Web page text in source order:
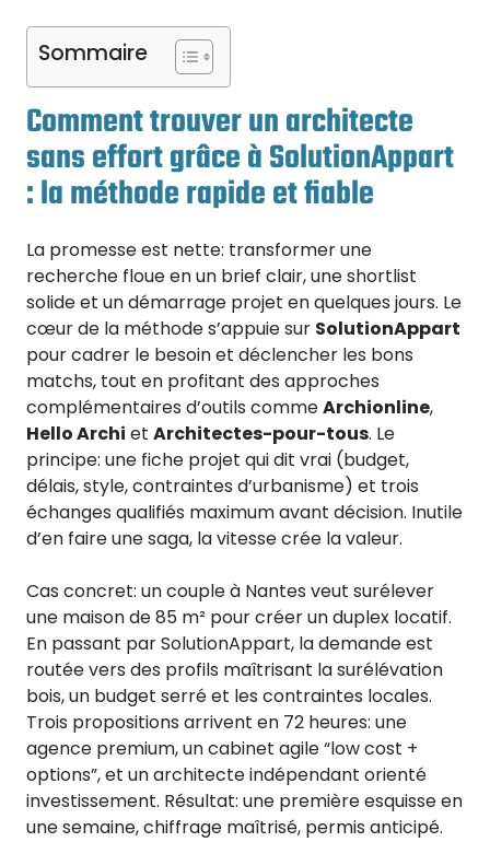
Sommaire
Comment trouver un architecte
sans effort grâce à SolutionAppart
: la méthode rapide et fiable
La promesse est nette: transformer une
recherche floue en un brief clair, une shortlist
solide et un démarrage projet en quelques jours. Le
cœur de la méthode s’appuie sur SolutionAppart
pour cadrer le besoin et déclencher les bons
matchs, tout en profitant des approches
complémentaires d’outils commeArchionline,
Hello Archi et Architectes-pour-tous. Le
principe: une fiche projet qui dit vrai (budget,
délais, style, contraintes d’urbanisme) et trois
échanges qualifiés maximum avant décision. Inutile
d’en faire une saga, la vitesse crée la valeur.
Cas concret: un couple à Nantes veut surélever
une maison de 85 m² pour créer un duplex locatif.
En passant par SolutionAppart, la demande est
routée vers des profils maîtrisant la surélévation
bois, un budget serré et les contraintes locales.
Trois propositions arrivent en 72 heures: une
agence premium, un cabinet agile “low cost +
options”, et un architecte indépendant orienté
investissement. Résultat: une première esquisse en
une semaine, chiffrage maîtrisé, permis anticipé.